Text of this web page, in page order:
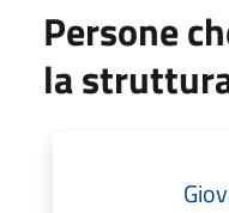
Persone
la